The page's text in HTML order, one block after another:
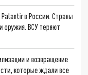
в России. Страны
оружия. ВСУ теряют
и возвращение
которые ждали все